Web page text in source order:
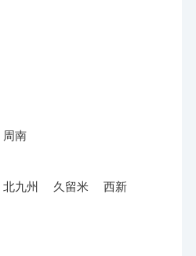
周南
北九州 久留米 西新